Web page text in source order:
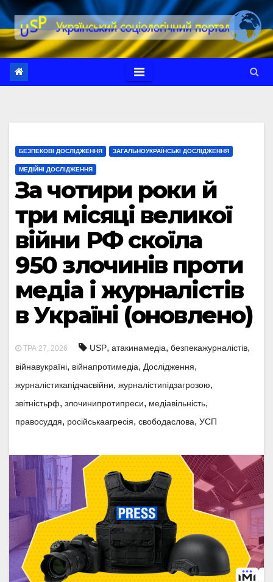
Перейти
до
вмісту
БЕЗПЕКОВІ ДОСЛІДЖЕННЯ ЗАГАЛЬНОУКРАЇНСЬКІ ДОСЛІДЖЕННЯ
МЕДІЙНІ ДОСЛІДЖЕННЯ
За чотири роки й
три місяці великої
війни РФ скоїла
950 злочинів проти
медіа і журналістів
в Україні (оновлено)
ТРА 27, 2026 USP, атакинамедіа, безпекажурналістів,
війнавукраїні, війнапротимедіа, Дослідження,
журналістикапідчасвійни, журналістипідзагрозою,
звітністьрф, злочинипротипреси, медіавільність,
правосуддя, російськаагресія, свободаслова, УСП